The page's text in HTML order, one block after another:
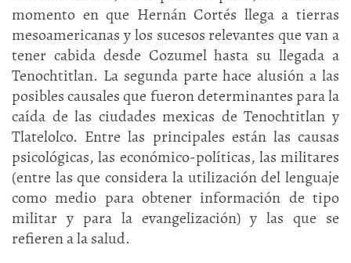
momento en que Hernán Cortés llega a tierras
mesoamericanas y los sucesos relevantes que van a
tener cabida desde Cozumel hasta su llegada a
Tenochtitlan. La segunda parte hace alusión a las
posibles causales que fueron determinantes para la
caída de las ciudades mexicas de Tenochtitlan y
Tlatelolco. Entre las principales están las causas
psicológicas, las económico-políticas, las militares
(entre las que considera la utilización del lenguaje
como medio para obtener información de tipo
militar y para la evangelización) y las que se
refieren a la salud.